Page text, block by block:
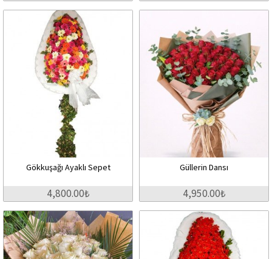
Gökkuşağı Ayaklı Sepet
4,800.00₺
Güllerin Dansı
4,950.00₺